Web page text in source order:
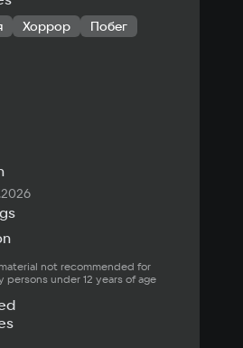
Хоррор Побег
not recommended for
persons under 12 years of age